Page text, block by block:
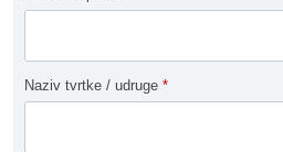
Naziv tvrtke / udruge *